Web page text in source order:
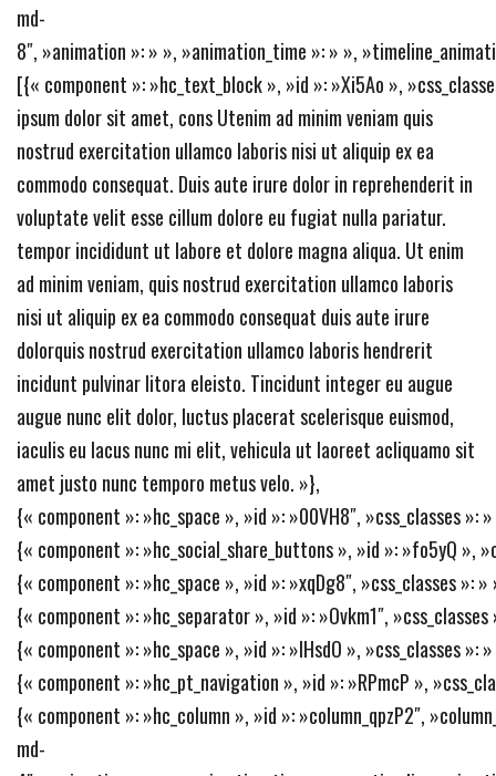
md-
8″, »animation »: » », »animation_time »: » »,
[{« component »: »hc_text_block », »id »: »Xi5Ao »,
ipsum dolor sit amet, cons Utenim ad minim veniam quis
nostrud exercitation ullamco laboris nisi ut aliquip ex ea
commodo consequat. Duis aute irure dolor in reprehenderit in
voluptate velit esse cillum dolore eu fugiat nulla pariatur.
tempor incididunt ut labore et dolore magna aliqua. Ut enim
ad minim veniam, quis nostrud exercitation ullamco laboris
nisi ut aliquip ex ea commodo consequat duis aute irure
dolorquis nostrud exercitation ullamco laboris hendrerit
incidunt pulvinar litora eleisto. Tincidunt integer eu augue
augue nunc elit dolor, luctus placerat scelerisque euismod,
iaculis eu lacus nunc mi elit, vehicula ut laoreet acliquamo sit
amet justo nunc temporo metus velo. »},
{« component »: »hc_space », »id »: »00VH8″, »css_classes
{« component »: »hc_social_share_buttons », »id »: »fo5yQ
{« component »: »hc_space », »id »: »xqDg8″, »css_classes »:
{« component »: »hc_separator », »id »: »Ovkm1″,
{« component »: »hc_space », »id »: »IHsdO », »css_classes
{« component »: »hc_pt_navigation », »id »: »RPmcP »,
{« component »: »hc_column », »id »: »column_qpzP2″,
md-